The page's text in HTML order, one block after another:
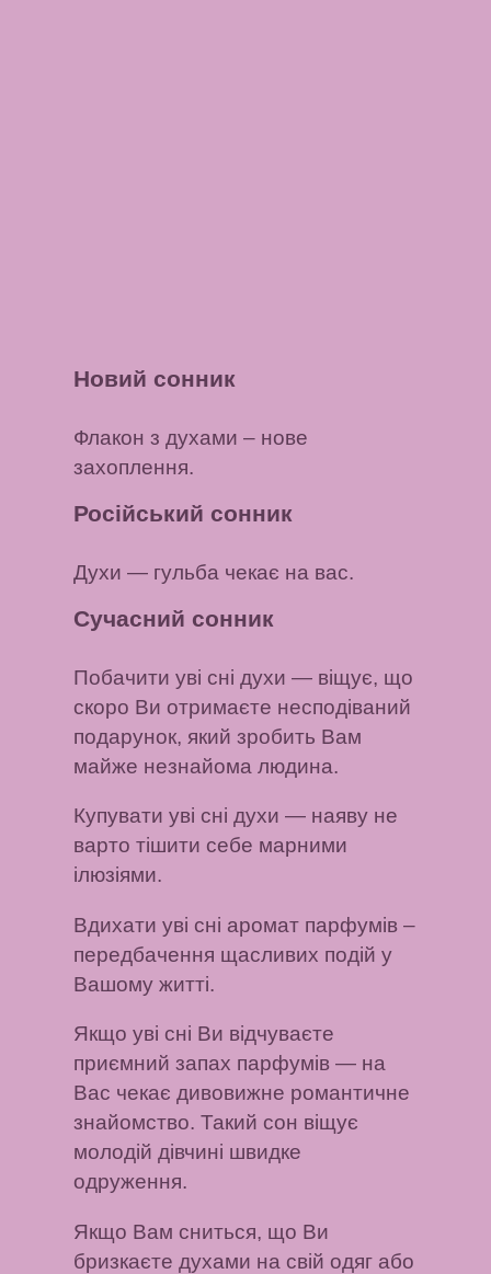
Новий сонник
Флакон з духами – нове
захоплення.
Російський сонник
Духи — гульба чекає на вас.
Сучасний сонник
Побачити уві сні духи — віщує, що
скоро Ви отримаєте несподіваний
подарунок, який зробить Вам
майже незнайома людина.
Купувати уві сні духи — наяву не
варто тішити себе марними
ілюзіями.
Вдихати уві сні аромат парфумів –
передбачення щасливих подій у
Вашому житті.
Якщо уві сні Ви відчуваєте
приємний запах парфумів — на
Вас чекає дивовижне романтичне
знайомство. Такий сон віщує
молодій дівчині швидке
одруження.
Якщо Вам сниться, що Ви
бризкаєте духами на свій одяг або